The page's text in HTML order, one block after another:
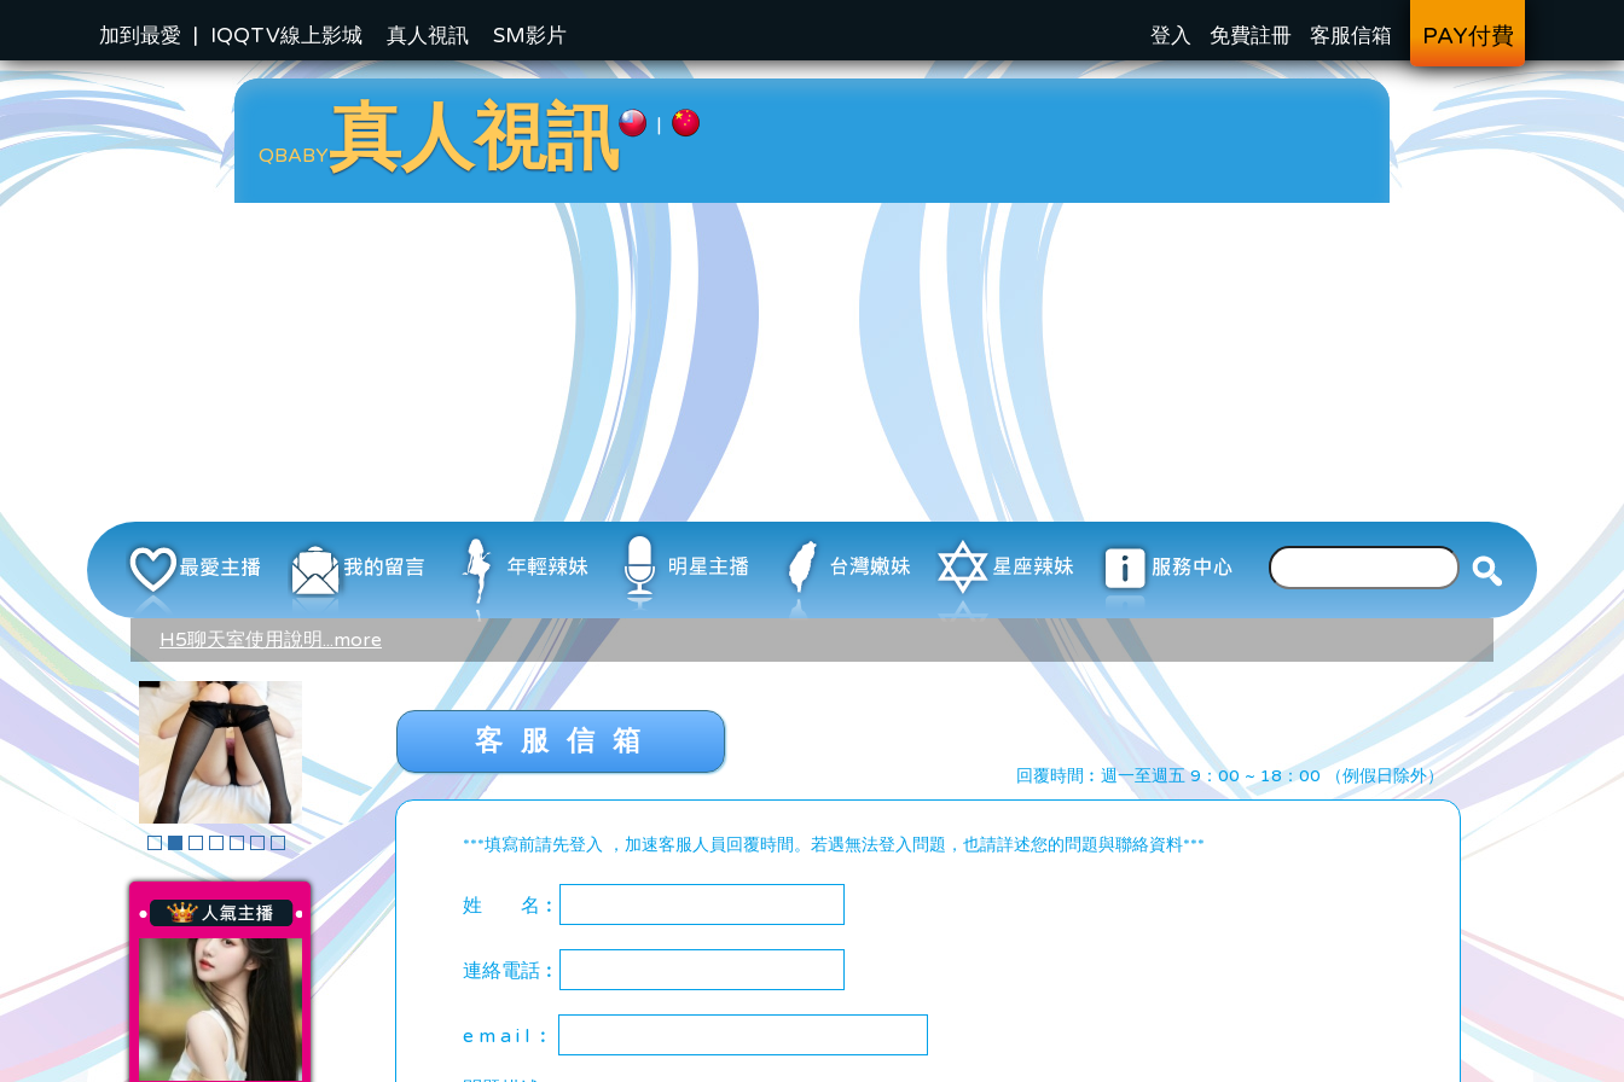
加到最愛 | IQQTV線上影城 真人視訊 SM影片 PAY付費
客服信箱
免費註冊
登入
QBABY真人視訊 |
H5聊天室使用說明...more
客服信箱
回覆時間︰週一至週五 9：00 ~ 18：00 （例假日除外）
***填寫前請先登入 ，加速客服人員回覆時間。若遇無法登入問題，也請詳述您的問題與聯絡資料***
姓 名︰
連絡電話︰
email︰